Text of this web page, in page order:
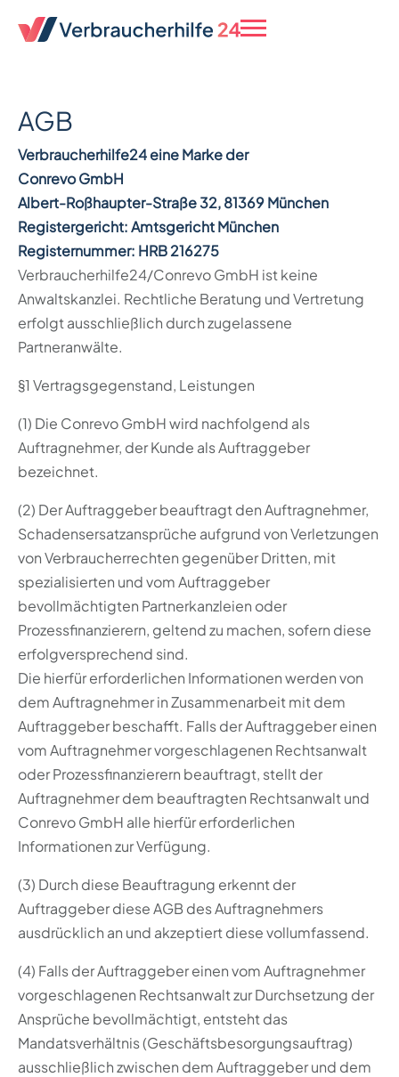
AGB
Verbraucherhilfe24 eine Marke der
Conrevo GmbH
Albert-Roßhaupter-Straße 32, 81369 München
Registergericht: Amtsgericht München
Registernummer: HRB 216275
Verbraucherhilfe24/Conrevo GmbH ist keine
Anwaltskanzlei. Rechtliche Beratung und Vertretung
erfolgt ausschließlich durch zugelassene
Partneranwälte.
§1 Vertragsgegenstand, Leistungen
(1) Die Conrevo GmbH wird nachfolgend als
Auftragnehmer, der Kunde als Auftraggeber
bezeichnet.
(2) Der Auftraggeber beauftragt den Auftragnehmer,
Schadensersatzansprüche aufgrund von Verletzungen
von Verbraucherrechten gegenüber Dritten, mit
spezialisierten und vom Auftraggeber
bevollmächtigten Partnerkanzleien oder
Prozessfinanzierern, geltend zu machen, sofern diese
erfolgversprechend sind.
Die hierfür erforderlichen Informationen werden von
dem Auftragnehmer in Zusammenarbeit mit dem
Auftraggeber beschafft. Falls der Auftraggeber einen
vom Auftragnehmer vorgeschlagenen Rechtsanwalt
oder Prozessfinanzierern beauftragt, stellt der
Auftragnehmer dem beauftragten Rechtsanwalt und
Conrevo GmbH alle hierfür erforderlichen
Informationen zur Verfügung.
(3) Durch diese Beauftragung erkennt der
Auftraggeber diese AGB des Auftragnehmers
ausdrücklich an und akzeptiert diese vollumfassend.
(4) Falls der Auftraggeber einen vom Auftragnehmer
vorgeschlagenen Rechtsanwalt zur Durchsetzung der
Ansprüche bevollmächtigt, entsteht das
Mandatsverhältnis (Geschäftsbesorgungsauftrag)
ausschließlich zwischen dem Auftraggeber und dem